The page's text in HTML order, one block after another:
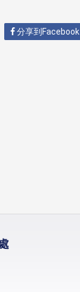
分享到Facebook